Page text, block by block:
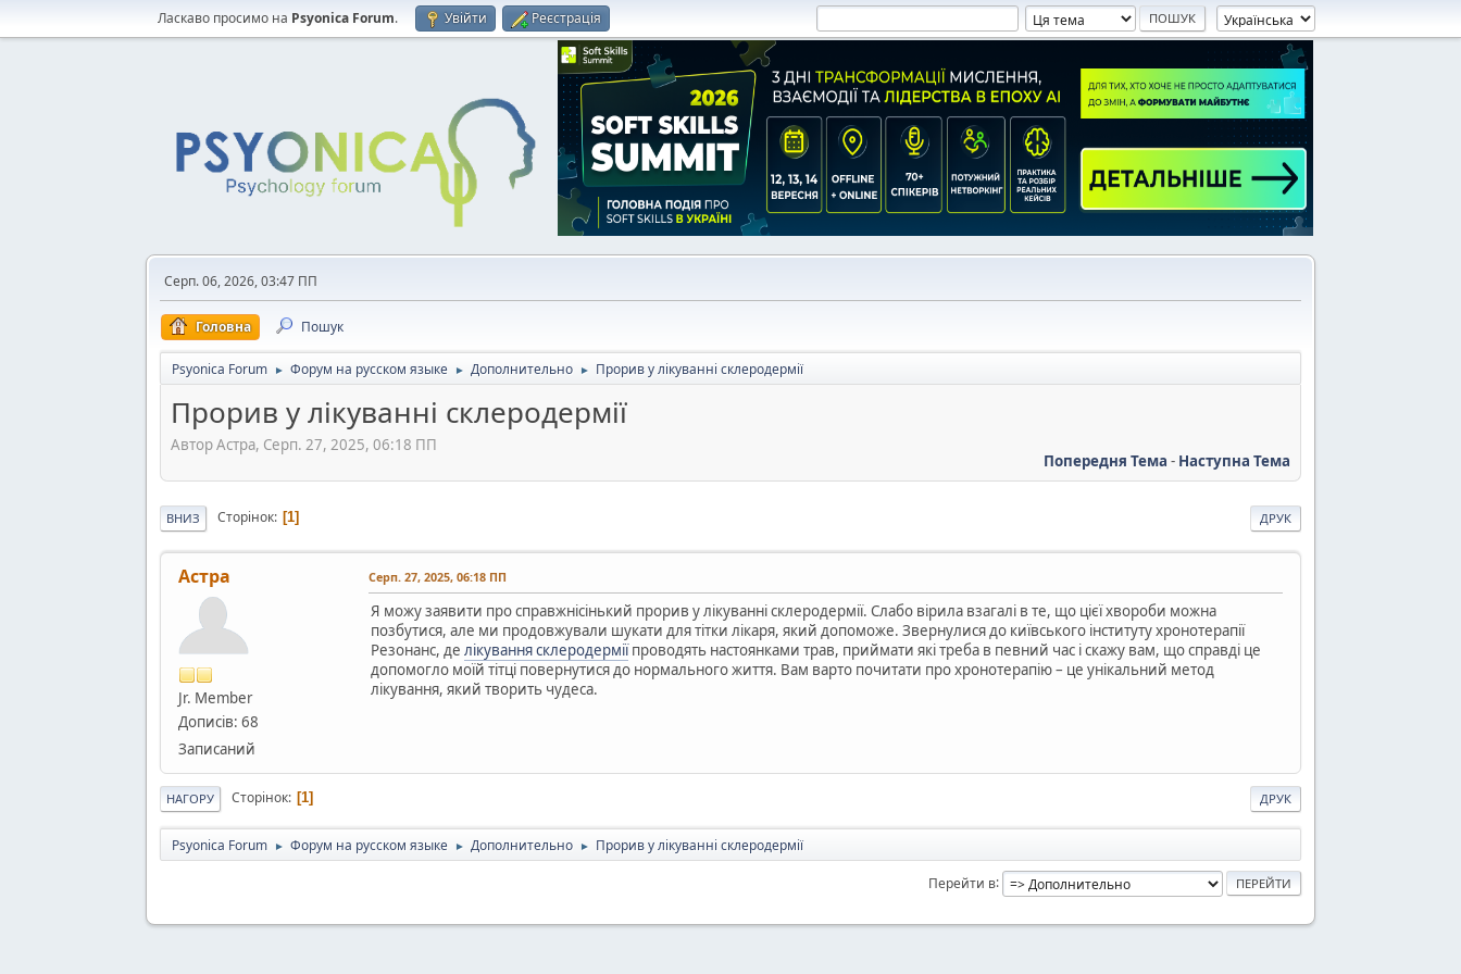
Ласкаво просимо на Psyonica Forum. Увійти Реєстрація
Серп. 06, 2026, 03:47 ПП
Головна Пошук
Psyonica Forum ► Форум на русском языке ► Дополнительно ► Прорив у лікуванні склеродермії
Прорив у лікуванні склеродермії
Автор Астра, Серп. 27, 2025, 06:18 ПП
Попередня Тема - Наступна Тема
ДРУК
ВНИЗ Сторінок 1
Астра
Jr. Member
Дописів: 68
Записаний
Серп. 27, 2025, 06:18 ПП
Я можу заявити про справжнісінький прорив у лікуванні склеродермії. Слабо вірила взагалі в те, що цієї хвороби можна
позбутися, але ми продовжували шукати для тітки лікаря, який допоможе. Звернулися до київського інституту хронотерапії
Резонанс, делікування склеродерміїпроводять настоянками трав, приймати які треба в певний час і скажу вам, що справді це
допомогло моїй тітці повернутися до нормального життя. Вам варто почитати про хронотерапію – це унікальний метод
лікування, який творить чудеса.
ДРУК
НАГОРУ Сторінок 1
Psyonica Forum ► Форум на русском языке ► Дополнительно ► Прорив у лікуванні склеродермії
Перейти в